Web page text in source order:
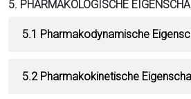
5. PHARMAKOLOGISCHE
5.1 Pharmakodynamische
5.2 Pharmakokinetische